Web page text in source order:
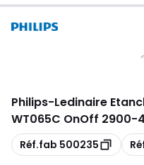
Philips-Ledinaire
WT065C OnOff 2900-
Copie
Réf.fab 500235